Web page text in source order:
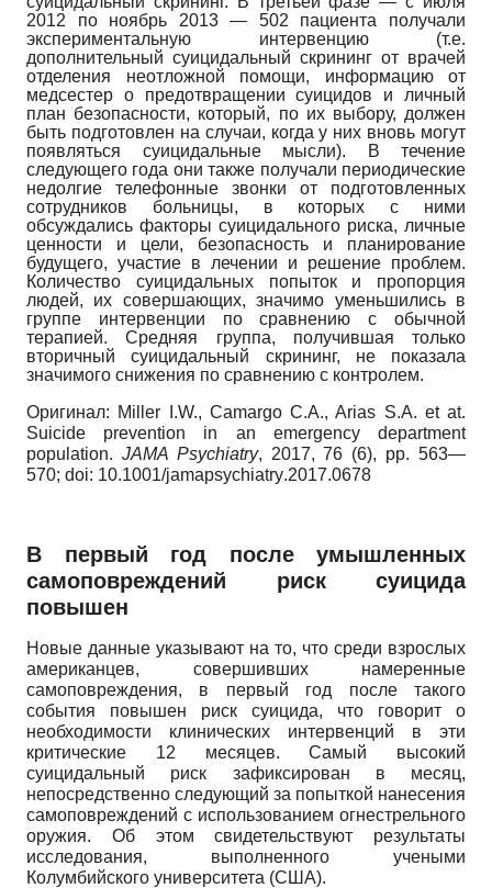
2012 по ноябрь 2013 — 502 пациента получали
экспериментальную интервенцию (т.е.
дополнительный суицидальный скрининг от врачей
отделения неотложной помощи, информацию от
медсестер о предотвращении суицидов и личный
план безопасности, который, по их выбору, должен
быть подготовлен на случаи, когда у них вновь могут
появляться суицидальные мысли). В течение
следующего года они также получали периодические
недолгие телефонные звонки от подготовленных
сотрудников больницы, в которых с ними
обсуждались факторы суицидального риска, личные
ценности и цели, безопасность и планирование
будущего, участие в лечении и решение проблем.
Количество суицидальных попыток и пропорция
людей, их совершающих, значимо уменьшились в
группе интервенции по сравнению с обычной
терапией. Средняя группа, получившая только
вторичный суицидальный скрининг, не показала
значимого снижения по сравнению с контролем.
Оригинал: Miller I.W., Camargo C.A., Arias S.A. et at.
Suicide prevention in an emergency department
population. JAMA Psychiatry, 2017, 76 (6), pp.563—
570; doi: 10.1001/jamapsychiatry.2017.0678
В первый год после умышленных
самоповреждений риск суицида
повышен
Новые данные указывают на то, что среди взрослых
американцев, совершивших намеренные
самоповреждения, в первый год после такого
события повышен риск суицида, что говорит о
необходимости клинических интервенций в эти
критические 12 месяцев. Самый высокий
суицидальный риск зафиксирован в месяц,
непосредственно следующий за попыткой нанесения
самоповреждений с использованием огнестрельного
оружия. Об этом свидетельствуют результаты
исследования, выполненного учеными
Колумбийского университета (США).